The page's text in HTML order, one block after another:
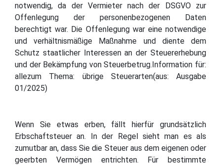
notwendig, da der Vermieter nach der DSGVO zur
Offenlegung der personenbezogenen Daten
berechtigt war. Die Offenlegung war eine notwendige
und verhältnismäßige Maßnahme und diente dem
Schutz staatlicher Interessen an der Steuererhebung
und der Bekämpfung von Steuerbetrug.Information für:
allezum Thema: übrige Steuerarten(aus: Ausgabe
01/2025)
Wenn Sie etwas erben, fällt hierfür grundsätzlich
Erbschaftsteuer an. In der Regel sieht man es als
zumutbar an, dass Sie die Steuer aus dem eigenen oder
geerbten Vermögen entrichten. Für bestimmte